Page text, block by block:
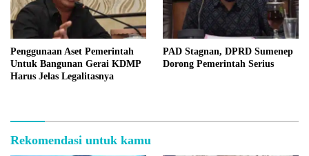
Penggunaan Aset Pemerintah
Untuk Bangunan Gerai KDMP
Harus Jelas Legalitasnya
PAD Stagnan, DPRD Sumenep
Dorong Pemerintah Serius
Rekomendasi untuk kamu